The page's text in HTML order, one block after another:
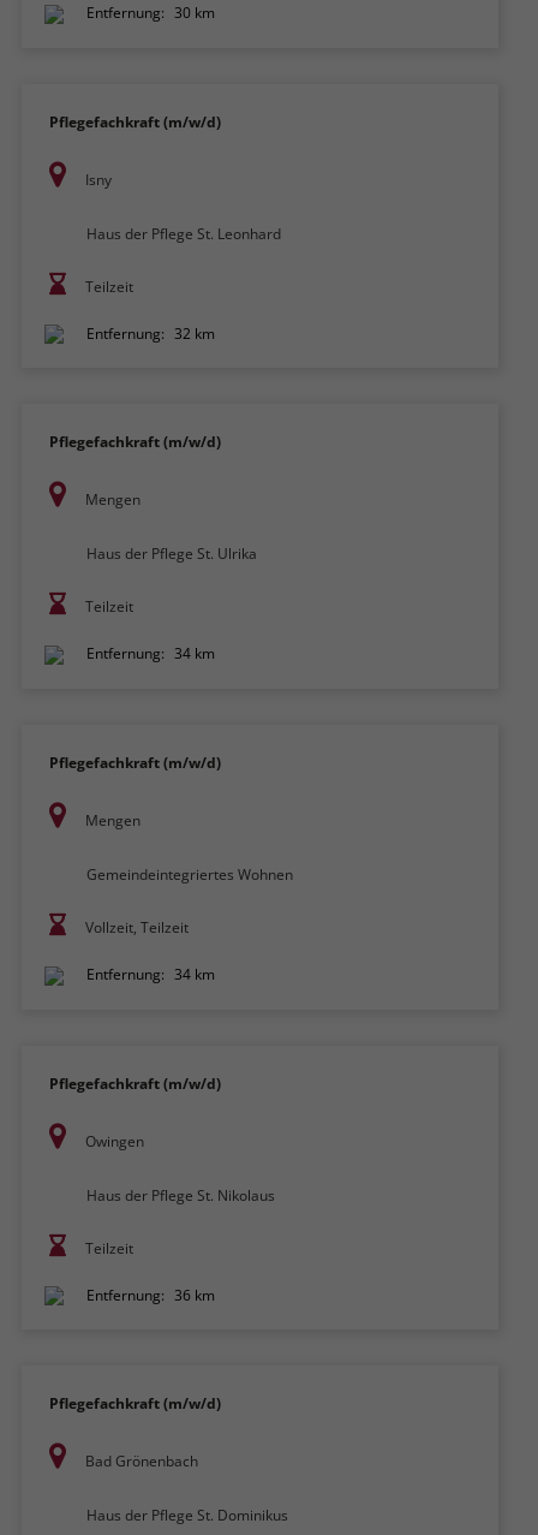
Entfernung: 30 km
Pflegefachkraft (m/w/d)
Isny
Haus der Pflege St. Leonhard
Teilzeit
Entfernung: 32 km
Pflegefachkraft (m/w/d)
Mengen
Haus der Pflege St. Ulrika
Teilzeit
Entfernung: 34 km
Pflegefachkraft (m/w/d)
Mengen
Gemeindeintegriertes Wohnen
Vollzeit, Teilzeit
Entfernung: 34 km
Pflegefachkraft (m/w/d)
Owingen
Haus der Pflege St. Nikolaus
Teilzeit
Entfernung: 36 km
Pflegefachkraft (m/w/d)
Bad Grönenbach
Haus der Pflege St. Dominikus